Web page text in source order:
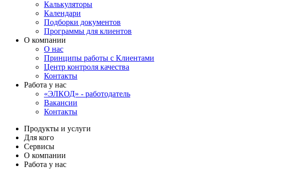
Калькуляторы
Календари
Подборки документов
Программы для клиентов
О компании
О нас
Принципы работы с Клиентами
Центр контроля качества
Контакты
Работа у нас
«ЭЛКОД» - работодатель
Вакансии
Контакты
Продукты и услуги
Для кого
Сервисы
О компании
Работа у нас